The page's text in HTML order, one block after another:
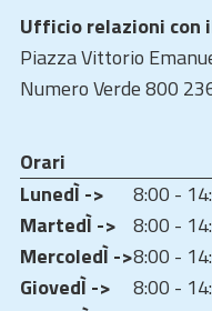
Ufficio relazioni con
Piazza Vittorio
Numero Verde 800
Orari
LunedÌ ->
8:00 -
MartedÌ -> 8:00 -
MercoledÌ ->8:00 -
GiovedÌ ->
8:00 -